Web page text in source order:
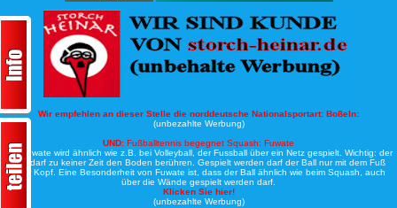
Wir empfehlen an dieser Stelle die norddeutsche Nationalsportart: Boßeln:
(unbezahlte Werbung)
UND: Fußballtennis begegnet Squash: Fuwate
Bei Fuwate wird ähnlich wie z.B. bei Volleyball, der Fussball über ein Netz gespielt. Wichtig: der
Ball darf zu keiner Zeit den Boden berühren. Gespielt werden darf der Ball nur mit dem Fuß
oder Kopf. Eine Besonderheit von Fuwate ist, dass der Ball ähnlich wie beim Squash, auch
über die Wände gespielt werden darf.
Klicken Sie hier!
(unbezahlte Werbung)